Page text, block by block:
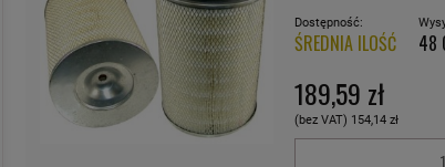
Dostępność:
ŚREDNIA ILOŚĆ 48
189,59 zł
(bez VAT) 154,14 zł